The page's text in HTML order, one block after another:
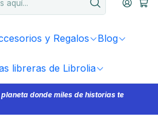
y Regalos Blog
libreras de Librolia
donde miles de historias te